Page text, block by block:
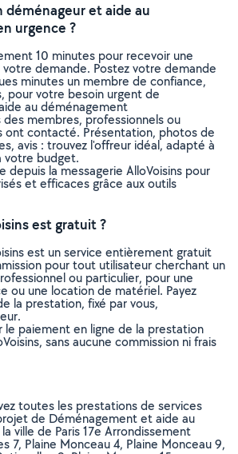
déménageur et aide au
urgence ?
10 minutes pour recevoir une
demande. Postez votre demande
minutes un membre de confiance,
pour votre besoin urgent de
au déménagement
membres, professionnels ou
ont contacté. Présentation, photos de
avis : trouvez l'offreur idéal, adapté à
votre budget.
depuis la messagerie AlloVoisins pour
et efficaces grâce aux outils
est gratuit ?
est un service entièrement gratuit
pour tout utilisateur cherchant un
ou particulier, pour une
ou une location de matériel. Payez
la prestation, fixé par vous,
le paiement en ligne de la prestation
sans aucune commission ni frais
toutes les prestations de services
de Déménagement et aide au
ville de Paris 17e Arrondissement
7, Plaine Monceau 4, Plaine Monceau 9,